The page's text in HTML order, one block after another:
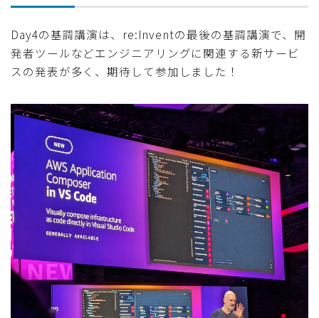
Day4の基調講演は、re:Inventの最後の基調講演で、開
発者ツールなどエンジニアリングに関連する新サービ
スの発表が多く、期待して参加しました！